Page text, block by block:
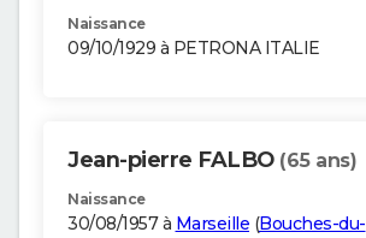
Naissance
09/10/1929 à PETRONA ITALIE
Jean-pierre FALBO (65 ans)
Naissance
30/08/1957 à Marseille (Bouches-du-